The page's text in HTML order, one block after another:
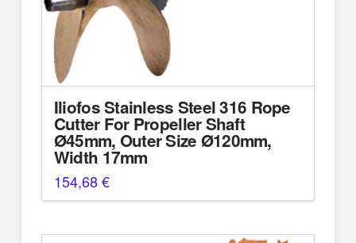
Iliofos Stainless Steel 316 Rope
Cutter For Propeller Shaft
Ø45mm, Outer Size Ø120mm,
Width 17mm
154,68€